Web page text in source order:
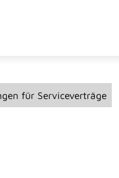
für Serviceverträge